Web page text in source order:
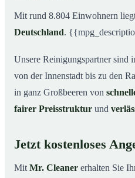
Mit rund 8.804 Einwohnern
Deutschland.
Unsere Reinigungspartner sind
von der Innenstadt bis zu den
in ganz Großbeeren von
fairer Preisstruktur und
Jetzt kostenloses
Mit Mr. Cleaner erhalten Sie